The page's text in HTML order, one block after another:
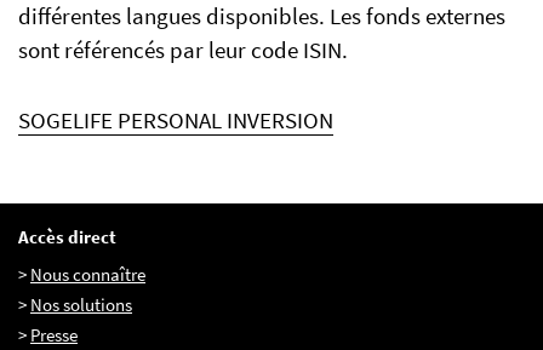
différentes langues disponibles. Les fonds externes
sont référencés par leur code ISIN.
SOGELIFE PERSONAL INVERSION
Accès direct
> Nous connaître
> Nos solutions
> Presse